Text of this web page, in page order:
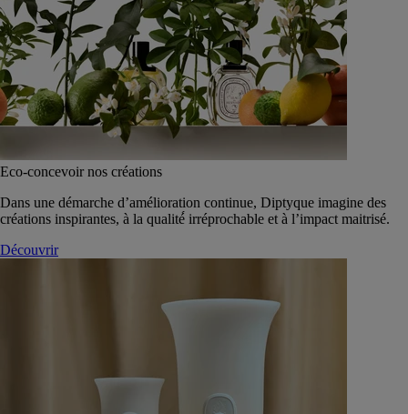
Eco-concevoir nos créations
Dans une démarche d’amélioration continue, Diptyque imagine des
créations inspirantes, à la qualité́ irréprochable et à l’impact maitrisé.
Découvrir